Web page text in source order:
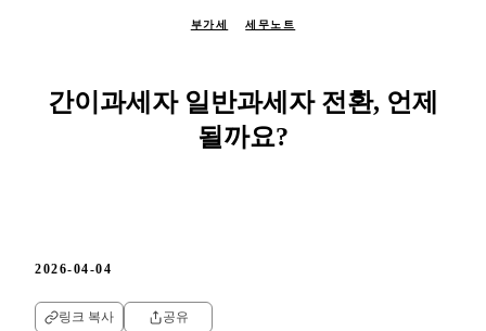
부가세 세무노트
간이과세자 일반과세자 전환, 언제
될까요?
2026-04-04
링크 복사 공유